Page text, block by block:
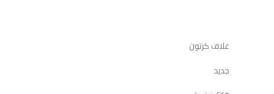
غلاف كرتون
جديد